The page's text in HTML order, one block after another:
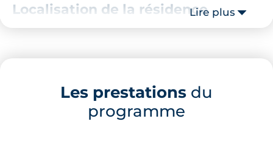
Localisation de la résidence
cœur d’une ruelle tranquille, à seulement 250
Stratégiquement bien placé, ceprogramme
neuf dans le quartier Zolaest à 10 minutes de
marche de la station de tramway et de la
Lire plus
Les prestations du
programme